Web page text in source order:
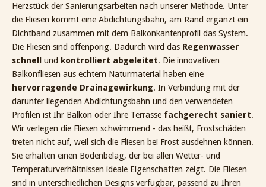
Herzstück der Sanierungsarbeiten nach unserer Methode. Unter
die Fliesen kommt eine Abdichtungsbahn, am Rand ergänzt ein
Dichtband zusammen mit dem Balkonkantenprofil das System.
Die Fliesen sind offenporig. Dadurch wird das Regenwasser
schnell
und kontrolliert abgeleitet. Die innovativen
Balkonfliesen aus echtem Naturmaterial haben eine
hervorragende Drainagewirkung. In Verbindung mit der
darunter liegenden Abdichtungsbahn und den verwendeten
Profilen ist Ihr Balkon oder Ihre Terrasse fachgerecht saniert.
Wir verlegen die Fliesen schwimmend - das heißt, Frostschäden
treten nicht auf, weil sich die Fliesen bei Frost ausdehnen können.
Sie erhalten einen Bodenbelag, der bei allen Wetter- und
Temperaturverhältnissen ideale Eigenschaften zeigt. Die Fliesen
sind in unterschiedlichen Designs verfügbar, passend zu Ihren